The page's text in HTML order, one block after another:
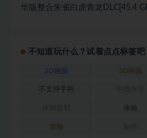
华版整合朱雀白虎青龙DLC[45.4
不知道玩什么？试着点点标签吧
2D画面 3D画面
不支持手柄
体验
冒险